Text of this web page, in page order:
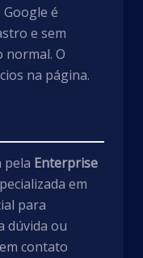
Google é
e sem
normal. O
na página.
pela Enterprise
em
para
dúvida ou
contato